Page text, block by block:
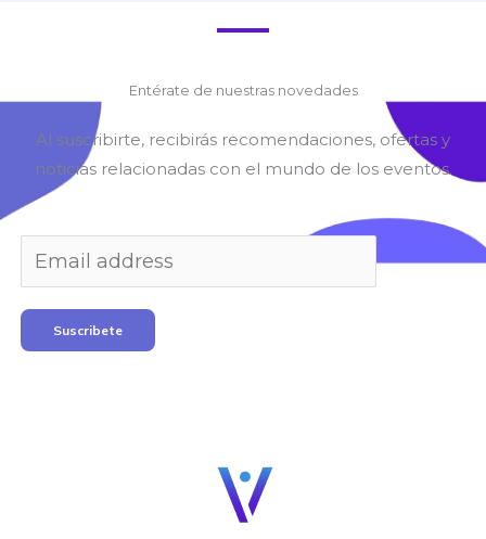
Entérate de nuestras novedades
Al suscribirte, recibirás recomendaciones, ofertas y
noticias relacionadas con el mundo de los eventos.
Suscribete